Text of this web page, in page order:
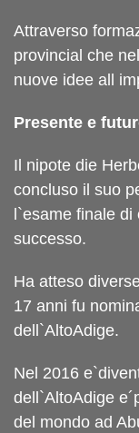
Attraverso
provincial che
nuove idee all
Presente e
Il nipote die
concluso il suo
l`esame finale
successo.
Ha atteso
17 anni fu
dell`AltoAdige.
Nel 2016
dell`AltoAdige
del mondo ad